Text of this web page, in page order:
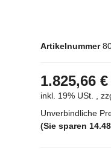
Artikelnummer
1.825,66 €
inkl. 19% USt. ,
Unverbindliche
(Sie sparen